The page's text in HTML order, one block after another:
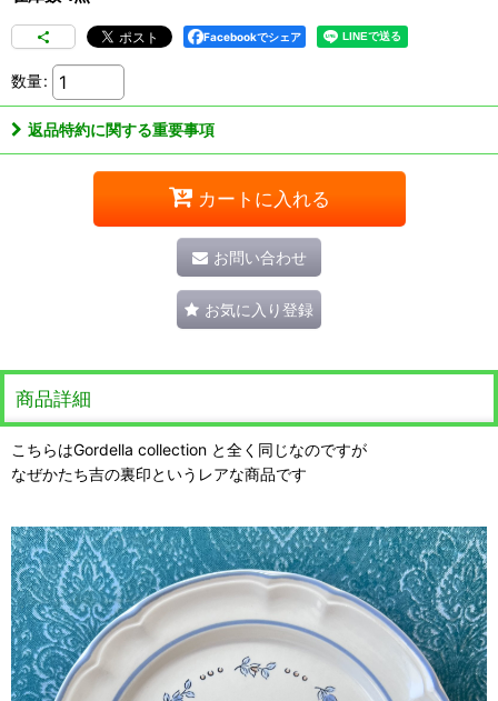
Facebookでシェア
数量:
返品特約に関する重要事項
カートに入れる
お問い合わせ
お気に入り登録
商品詳細
こちらはGordella collection と全く同じなのですが
なぜかたち吉の裏印というレアな商品です